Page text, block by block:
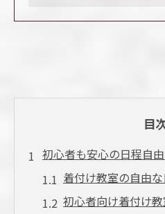
目
初心者も安心の日程自
着付け教室の自由
初心者向け着付け